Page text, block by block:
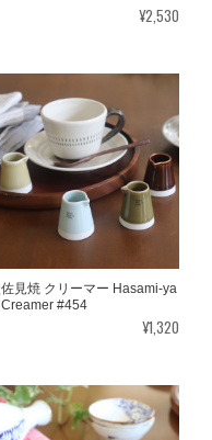
¥2,530
見焼 クリーマー Hasami-ya
Creamer #454
¥1,320